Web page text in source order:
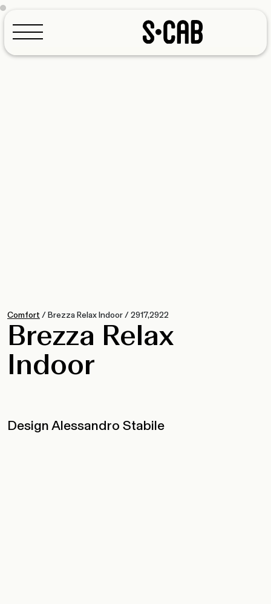
Comfort /Brezza Relax Indoor/2917,2922
Brezza Relax
Indoor
Design Alessandro Stabile